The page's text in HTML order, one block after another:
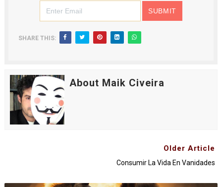
SHARE THIS:
About Maik Civeira
Older Article
Consumir La Vida En Vanidades